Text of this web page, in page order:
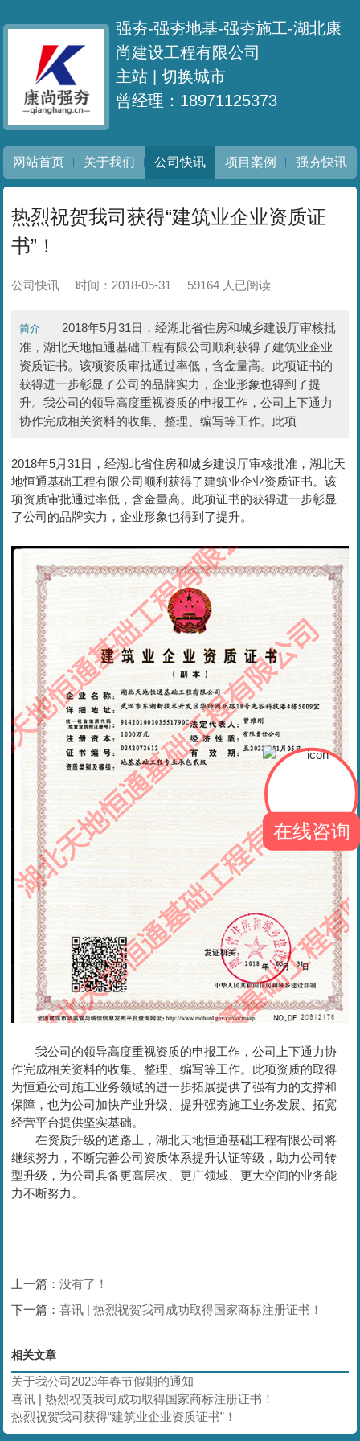
强夯-强夯地基-强夯施工-湖北康
尚建设工程有限公司
主站 |切换城市
曾经理：18971125373
网站首页 关于我们 公司快讯 项目案例 强夯快讯
热烈祝贺我司获得“建筑业企业资质证
书”！
公司快讯 时间：2018-05-31 59164 人已阅读
简介
2018年5月31日，经湖北省住房和城乡建设厅审核批
准，湖北天地恒通基础工程有限公司顺利获得了建筑业企业
资质证书。该项资质审批通过率低，含金量高。此项证书的
获得进一步彰显了公司的品牌实力，企业形象也得到了提
升。我公司的领导高度重视资质的申报工作，公司上下通力
协作完成相关资料的收集、整理、编写等工作。此项
2018年5月31日，经湖北省住房和城乡建设厅审核批准，湖北天
地恒通基础工程有限公司顺利获得了建筑业企业资质证书。该
项资质审批通过率低，含金量高。此项证书的获得进一步彰显
了公司的品牌实力，企业形象也得到了提升。
我公司的领导高度重视资质的申报工作，公司上下通力协
作完成相关资料的收集、整理、编写等工作。此项资质的取得
为恒通公司施工业务领域的进一步拓展提供了强有力的支撑和
保障，也为公司加快产业升级、提升强夯施工业务发展、拓宽
经营平台提供坚实基础。
在资质升级的道路上，湖北天地恒通基础工程有限公司将
继续努力，不断完善公司资质体系提升认证等级，助力公司转
型升级，为公司具备更高层次、更广领域、更大空间的业务能
力不断努力。
上一篇：没有了！
下一篇：喜讯 | 热烈祝贺我司成功取得国家商标注册证书！
相关文章
关于我公司2023年春节假期的通知
喜讯 | 热烈祝贺我司成功取得国家商标注册证书！
热烈祝贺我司获得“建筑业企业资质证书”！
在线咨询